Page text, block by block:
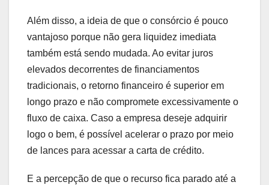
Além disso, a ideia de que o consórcio é pouco
vantajoso porque não gera liquidez imediata
também está sendo mudada. Ao evitar juros
elevados decorrentes de financiamentos
tradicionais, o retorno financeiro é superior em
longo prazo e não compromete excessivamente o
fluxo de caixa. Caso a empresa deseje adquirir
logo o bem, é possível acelerar o prazo por meio
de lances para acessar a carta de crédito.
E a percepção de que o recurso fica parado até a